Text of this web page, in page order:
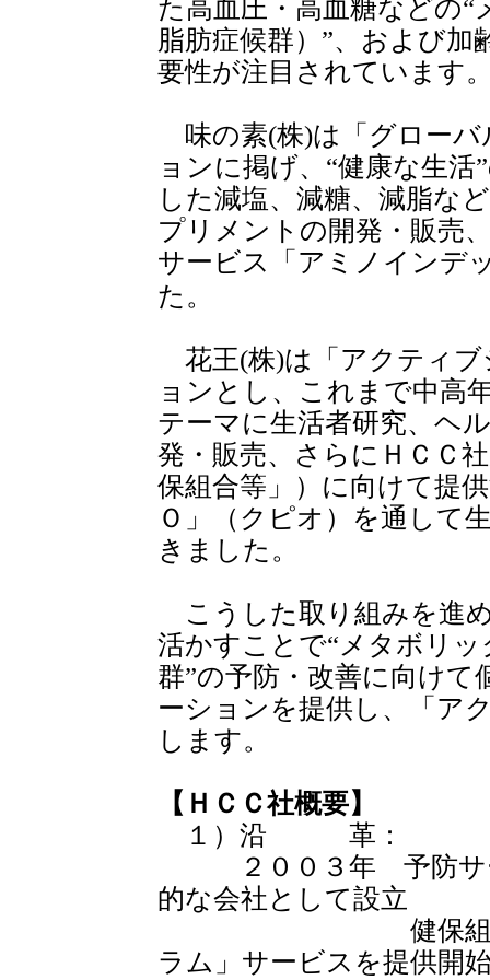
た高血圧・高血糖などの
脂肪症候群）”、および加
要性が注目されています
味の素(株)は「グローバ
ョンに掲げ、“健康な生
した減塩、減糖、減脂な
プリメントの開発・販売
サービス「アミノインデ
た。
花王(株)は「アクティブ
ョンとし、これまで中高
テーマに生活者研究、ヘ
発・販売、さらにＨＣＣ
保組合等」）に向けて提
Ｏ」（クピオ）を通して
きました。
こうした取り組みを進
活かすことで“メタボリッ
群”の予防・改善に向け
ーションを提供し、「ア
します。
【ＨＣＣ社概要】
１）沿 革：
２００３年 予防サー
的な会社として設立
健保組合等向け
ラム」サービスを提供開